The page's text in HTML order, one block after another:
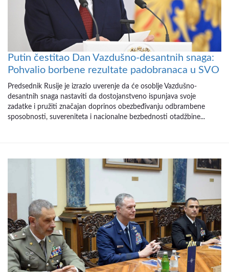
Putin čestitao Dan Vazdušno-desantnih snaga:
Pohvalio borbene rezultate padobranaca u SVO
Predsednik Rusije je izrazio uverenje da će osoblje Vazdušno-
desantnih snaga nastaviti da dostojanstveno ispunjava svoje
zadatke i pružiti značajan doprinos obezbeđivanju odbrambene
sposobnosti, suvereniteta i nacionalne bezbednosti otadžbine...